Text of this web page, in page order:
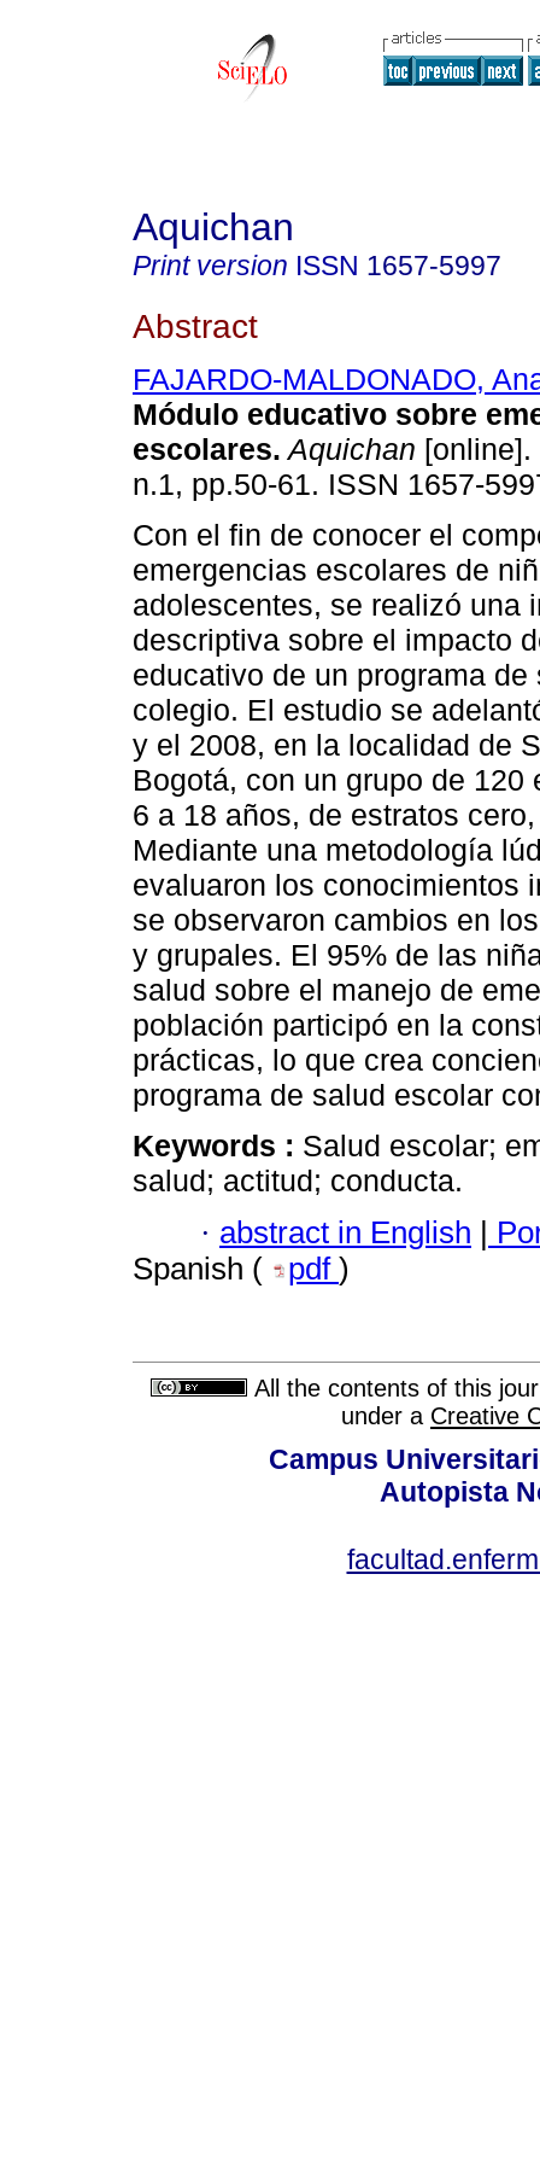
Aquichan
Print version ISSN 1657-5997
Abstract
FAJARDO-MALDONADO,
Módulo educativo sobre
escolares. Aquichan
n.1, pp.50-61. ISSN 1657-
Con el fin de conocer el
emergencias escolares de
adolescentes, se realizó una
descriptiva sobre el impacto
educativo de un programa de
colegio. El estudio se
y el 2008, en la localidad de
Bogotá, con un grupo de 120
6 a 18 años, de estratos
Mediante una metodología
evaluaron los conocimientos
se observaron cambios en
y grupales. El 95% de las
salud sobre el manejo de
población participó en la
prácticas, lo que crea
programa de salud escolar
Keywords : Salud escolar;
salud; actitud; conducta.
· abstract in English |
Spanish (
pdf )
All the contents of this
under a Creative
Campus
Autopista